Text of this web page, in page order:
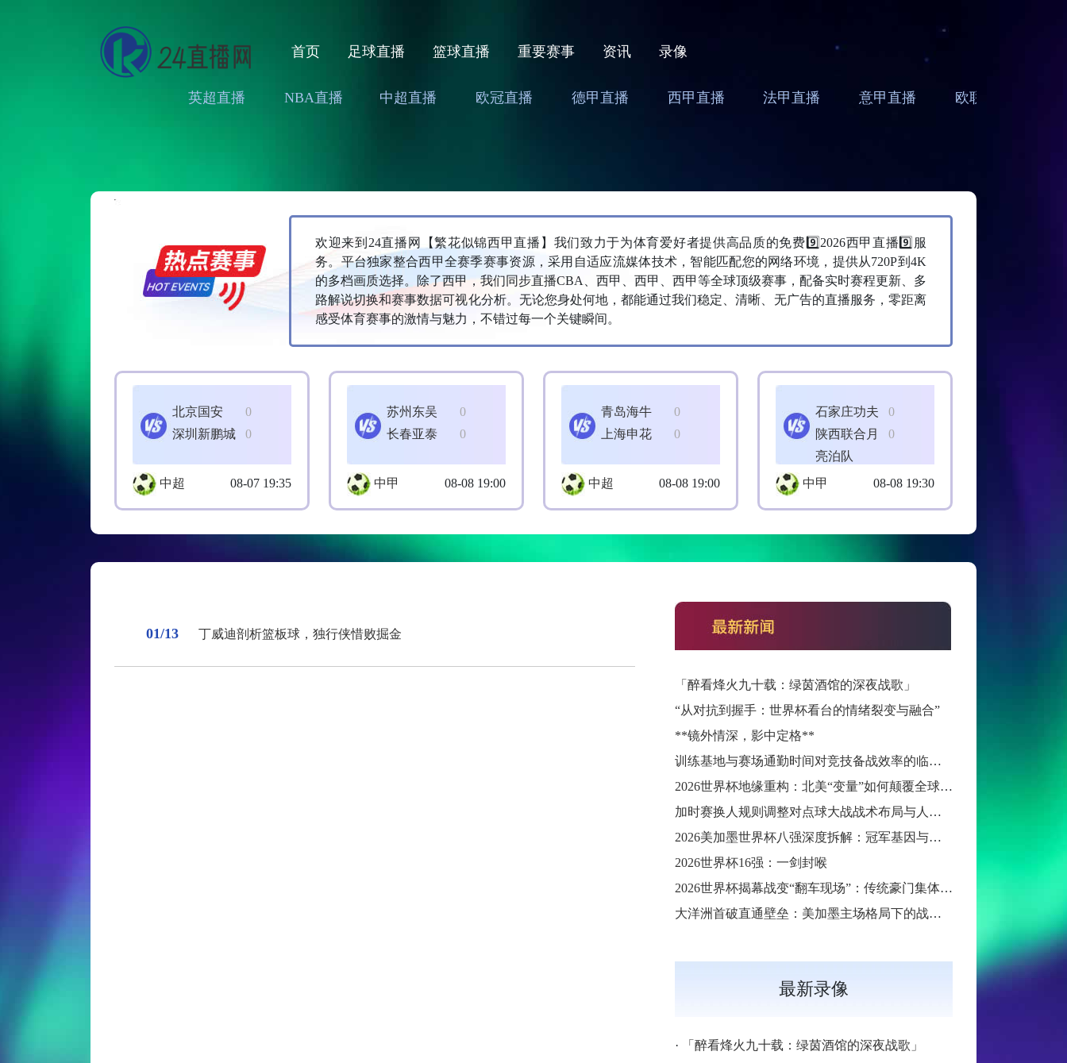
首页 足球直播 篮球直播 重要赛事 资讯 录像
英超直播 NBA直播 中超直播 欧冠直播 德甲直播 西甲直播 法甲直播 意甲直播 欧联直播
欢迎来到24直播网【繁花似锦西甲直播】我们致力于为体育爱好者提供高品质的免费9️⃣2026西甲直播9️⃣服
务。平台独家整合西甲全赛季赛事资源，采用自适应流媒体技术，智能匹配您的网络环境，提供从720P到4K
的多档画质选择。除了西甲，我们同步直播CBA、西甲、西甲、西甲等全球顶级赛事，配备实时赛程更新、多
路解说切换和赛事数据可视化分析。无论您身处何地，都能通过我们稳定、清晰、无广告的直播服务，零距离
感受体育赛事的激情与魅力，不错过每一个关键瞬间。
0
北京国安
0
深圳新鹏城
中超 08-07 19:35
0
苏州东吴
0
长春亚泰
中甲 08-08 19:00
0
青岛海牛
0
上海申花
中超 08-08 19:00
0
石家庄功夫
0
陕西联合月
亮泊队
中甲
08-08 19:30
01/13 丁威迪剖析篮板球，独行侠惜败掘金
「醉看烽火九十载：绿茵酒馆的深夜战歌」
“从对抗到握手：世界杯看台的情绪裂变与融合”
**镜外情深，影中定格**
训练基地与赛场通勤时间对竞技备战效率的临界效应研究
2026世界杯地缘重构：北美“变量”如何颠覆全球足球秩序
加时赛换人规则调整对点球大战战术布局与人员调配的影响分析
2026美加墨世界杯八强深度拆解：冠军基因与晋级路线终极预演
2026世界杯16强：一剑封喉
2026世界杯揭幕战变“翻车现场”：传统豪门集体遇险
大洋洲首破直通壁垒：美加墨主场格局下的战术体系重构
最新录像
·
「醉看烽火九十载：绿茵酒馆的深夜战歌」